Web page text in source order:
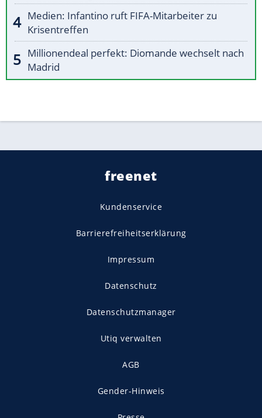
Medien: Infantino ruft FIFA-Mitarbeiter zu
Krisentreffen
Millionendeal perfekt: Diomande wechselt nach
Madrid
freenet
Kundenservice
Barrierefreiheitserklärung
Impressum
Datenschutz
Datenschutzmanager
Utiq verwalten
AGB
Gender-Hinweis